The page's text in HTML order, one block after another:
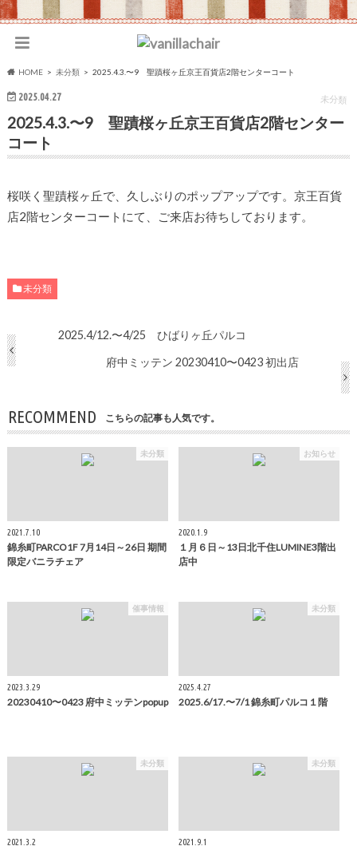
HOME 未分類 2025.4.3.〜9 聖蹟桜ヶ丘京王百貨店2階センターコート
2025.04.27 未分類
2025.4.3.〜9 聖蹟桜ヶ丘京王百貨店2階センター
コート
桜咲く聖蹟桜ヶ丘で、久しぶりのポップアップです。京王百貨
店2階センターコートにて、ご来店お待ちしております。
未分類
2025.4/12.〜4/25 ひばりヶ丘パルコ
府中ミッテン 20230410〜0423 初出店
RECOMMEND こちらの記事も人気です。
未分類
2021.7.10
錦糸町PARCO1F 7月14日～26日 期間
限定バニラチェア
お知らせ
2020.1.9
１月６日～13日北千住LUMINE3階出
店中
催事情報
2023.3.29
20230410〜0423 府中ミッテンpopup
未分類
2025.4.27
2025.6/17.〜7/1 錦糸町パルコ１階
未分類
2021.3.2
未分類
2021.9.1